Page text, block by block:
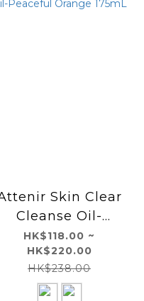
Skin Clear
Cleanse Oil-
Peaceful Orange
175mL
HK$118.00 ~
HK$220.00
HK$238.00